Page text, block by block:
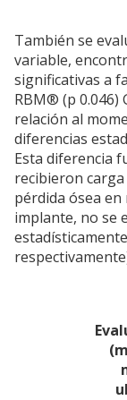
También se
variable,
significativas a
RBM® (p 0.046)
relación al
diferencias
Esta diferencia
recibieron
pérdida ósea
implante, no se